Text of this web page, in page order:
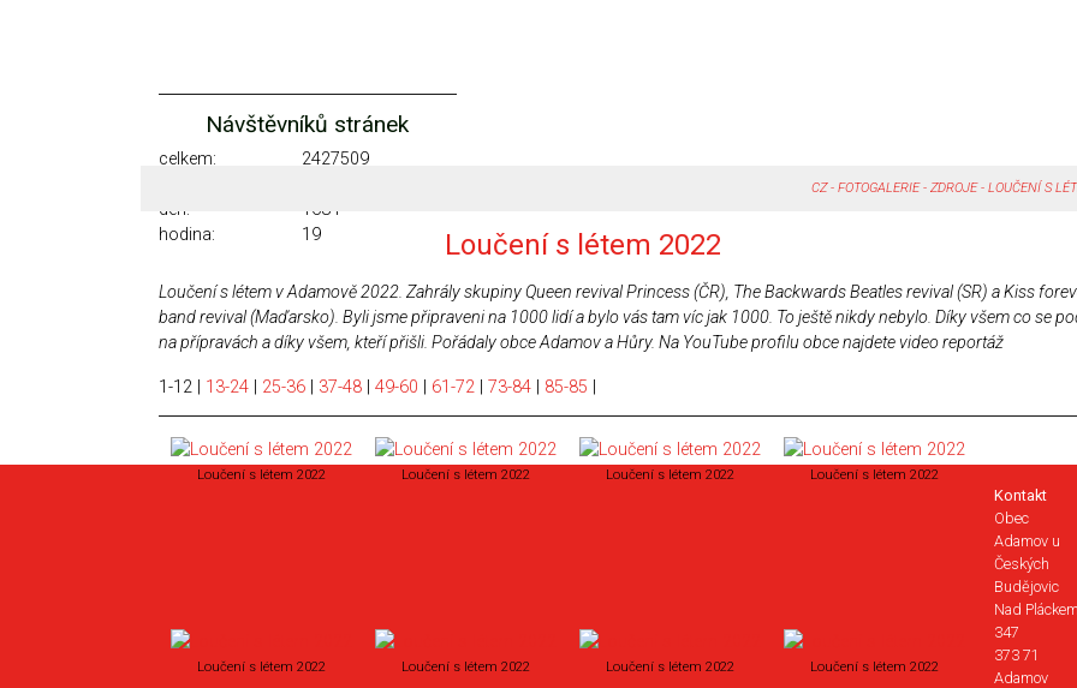
Návštěvníků stránek
celkem:
2427509
den:
1684
hodina:
19
CZ-FOTOGALERIE - ZDROJE-LOUČENÍ S
Loučení s létem 2022
Loučení s létem v Adamově 2022. Zahrály skupiny Queen revival Princess (ČR), The Backwards Beatles revival (SR) a Kiss
band revival (Maďarsko). Byli jsme připraveni na 1000 lidí a bylo vás tam víc jak 1000. To ještě nikdy nebylo. Díky všem co se
na přípravách a díky všem, kteří přišli. Pořádaly obce Adamov a Hůry. Na YouTube profilu obce najdete video reportáž
1-12 13-24 25-36 37-48 49-60 61-72 73-84 85-85
Loučení s létem 2022 Loučení s létem 2022 Loučení s létem 2022 Loučení s létem 2022
Loučení s létem 2022 Loučení s létem 2022 Loučení s létem 2022 Loučení s létem 2022
Kontakt
Obec
Adamov u
Českých
Budějovic
Nad Pláckem
347
373 71
Adamov